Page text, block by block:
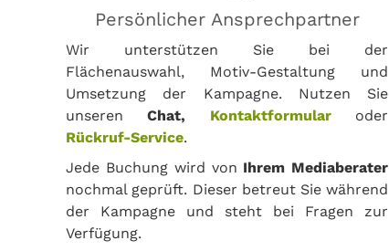
Persönlicher Ansprechpartner
Wir unterstützen Sie bei der
Flächenauswahl, Motiv-Gestaltung und
Umsetzung der Kampagne. Nutzen Sie
unserenChat, Kontaktformularoder
Rückruf-Service.
Jede Buchung wird von Ihrem Mediaberater
nochmal geprüft. Dieser betreut Sie während
der Kampagne und steht bei Fragen zur
Verfügung.